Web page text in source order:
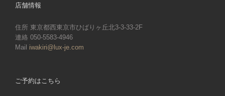
店舗情報
住所 東京都西東京市ひばりヶ丘北3-3-33-2F
連絡 050-5583-4946
Mail iwakiri@lux-je.com
ご予約はこちら